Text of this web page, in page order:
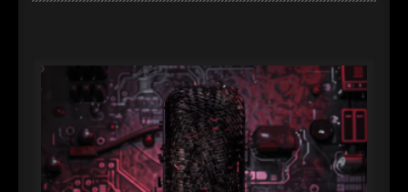
► Rattenfänger
Oberer Totpunkt
► Dia De Los Muertos
Oberer Totpunkt
► Alltag macht tot
Oberer Totpunkt
► Die Krieger
Oberer Totpunkt